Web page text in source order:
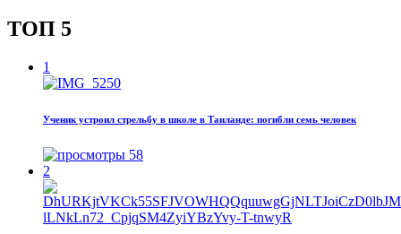
ТОП 5
1
Ученик устроил стрельбу в школе в Таиланде: погибли семь человек
58
2